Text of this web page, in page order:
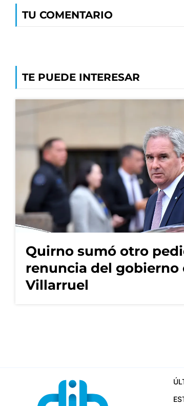
TU COMENTARIO
TE PUEDE INTERESAR
Quirno sumó otro
renuncia del gobierno
Villarruel